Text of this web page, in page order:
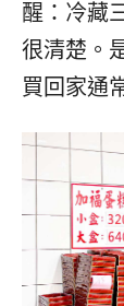
醒：冷藏
很清楚。
買回家通